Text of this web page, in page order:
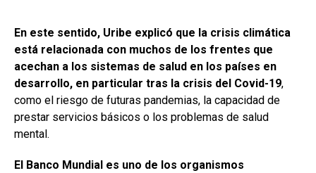
En este sentido, Uribe explicó que la crisis climática
está relacionada con muchos de los frentes que
acechan a los sistemas de salud en los países en
desarrollo, en particular tras la crisis del Covid-19,
como el riesgo de futuras pandemias, la capacidad de
prestar servicios básicos o los problemas de salud
mental.
El Banco Mundial es uno de los organismos